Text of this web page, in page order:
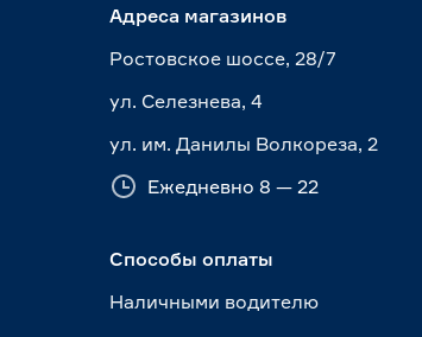
Адреса магазинов
Ростовское шоссе, 28/7
ул. Селезнева, 4
ул. им. Данилы Волкореза, 2
Ежедневно 8 — 22
Способы оплаты
Наличными водителю